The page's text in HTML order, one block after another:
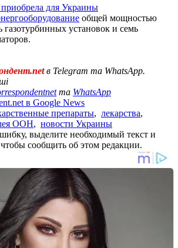
для Украины
общей мощностью
установок и семь
в Telegram та WhatsApp.
та WhatsApp
в Google News
препараты, лекарства,
ООН, новости Украины
выделите необходимый текст и
сообщить об этом редакции.